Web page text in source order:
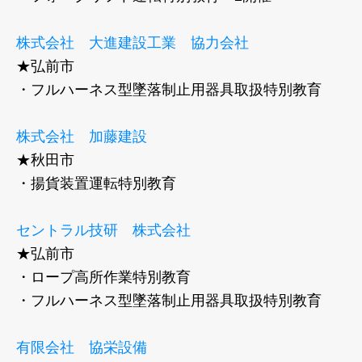
株式会社 大進建設工業 協力会社
★弘前市
​・フルハーネス型墜落制止用器具取扱特別教育
株式会社 加藤建設
★秋田市
​・揚貨装置運転特別教育
セントラル技研 株式会社
★弘前市
・ロープ高所作業特別教育
​・フルハーネス型墜落制止用器具取扱特別教育
有限会社 協栄設備